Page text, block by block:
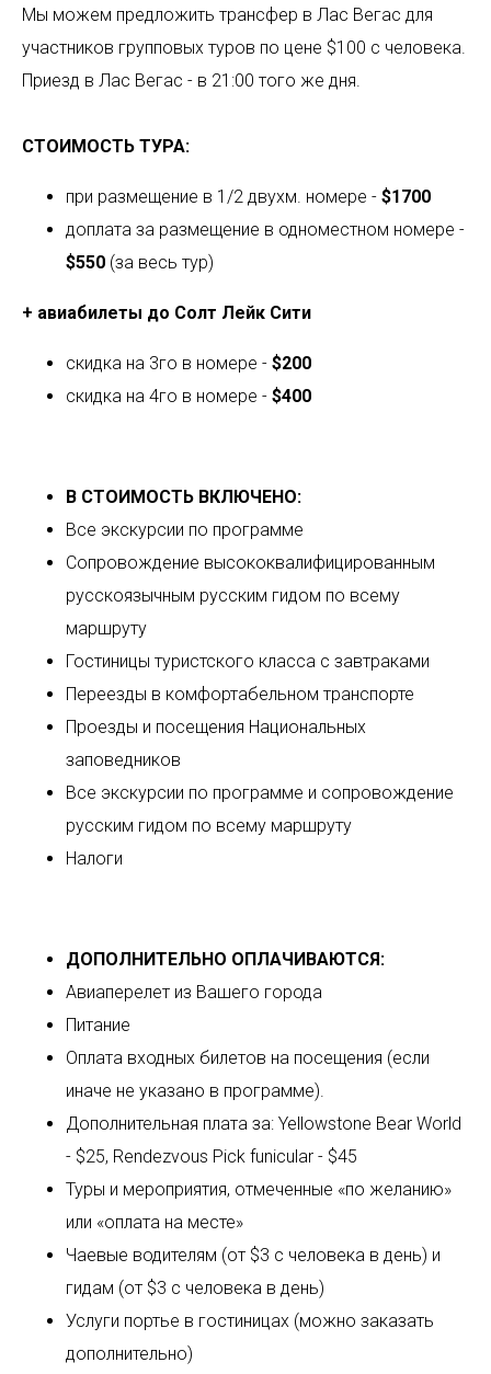
Мы можем предложить трансфер в Лас Вегас для
участников групповых туров по цене $100 с человека.
Приезд в Лас Вегас - в 21:00 того же дня.
СТОИМОСТЬ ТУРА:
при размещение в 1/2 двухм. номере - $1700
доплата за размещение в одноместном номере -
$550 (за весь тур)
+ авиабилеты до Солт Лейк Сити
скидка на 3го в номере - $200
скидка на 4го в номере - $400
В СТОИМОСТЬ ВКЛЮЧЕНО:
Все экскурсии по программе
Сопровождение высококвалифицированным
русскоязычным русским гидом по всему
маршруту
Гостиницы туристского класса с завтраками
Переезды в комфортабельном транспорте
Проезды и посещения Национальных
заповедников
Все экскурсии по программе и сопровождение
русским гидом по всему маршруту
Налоги
ДОПОЛНИТЕЛЬНО ОПЛАЧИВАЮТСЯ:
Авиаперелет из Вашего города
Питание
Оплата входных билетов на посещения (если
иначе не указано в программе).
Дополнительная плата за: Yellowstone Bear World
- $25, Rendezvous Pick funicular - $45
Туры и мероприятия, отмеченные «по желанию»
или «оплата на месте»
Чаевые водителям (от $3 с человека в день) и
гидам (от $3 с человека в день)
Услуги портье в гостиницах (можно заказать
дополнительно)